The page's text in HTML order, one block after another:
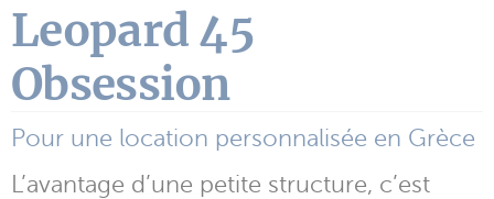
Leopard 45
Obsession
Pour une location personnalisée en Grèce
L’avantage d’une petite structure, c’est